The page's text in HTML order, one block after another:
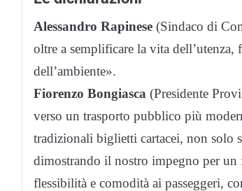
Alessandro Rapinese (Sindaco di
oltre a semplificare la vita dell’utenza,
dell’ambiente».
Fiorenzo Bongiasca (Presidente
verso un trasporto pubblico più
tradizionali biglietti cartacei, non solo
dimostrando il nostro impegno per un
flessibilità e comodità ai passeggeri,